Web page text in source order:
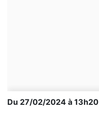
Du 27/02/2024 à 13h20